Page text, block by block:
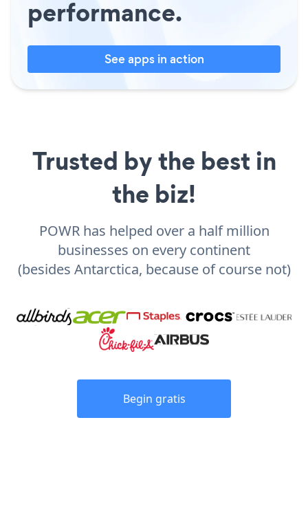
performance.
See apps in action
Trusted by the best in
the biz!
POWR has helped over a half million
businesses on every continent
(besides Antarctica, because of course not)
Begin gratis